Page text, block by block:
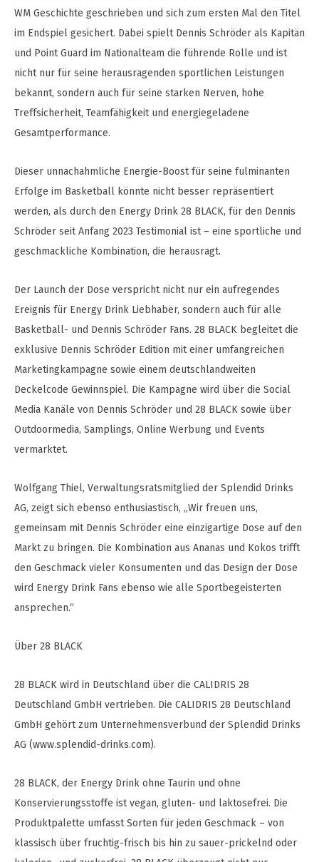
WM Geschichte geschrieben und sich zum ersten Mal den Titel
im Endspiel gesichert. Dabei spielt Dennis Schröder als Kapitän
und Point Guard im Nationalteam die führende Rolle und ist
nicht nur für seine herausragenden sportlichen Leistungen
bekannt, sondern auch für seine starken Nerven, hohe
Treffsicherheit, Teamfähigkeit und energiegeladene
Gesamtperformance.
Dieser unnachahmliche Energie-Boost für seine fulminanten
Erfolge im Basketball könnte nicht besser repräsentiert
werden, als durch den Energy Drink 28 BLACK, für den Dennis
Schröder seit Anfang 2023 Testimonial ist – eine sportliche und
geschmackliche Kombination, die herausragt.
Der Launch der Dose verspricht nicht nur ein aufregendes
Ereignis für Energy Drink Liebhaber, sondern auch für alle
Basketball- und Dennis Schröder Fans. 28 BLACK begleitet die
exklusive Dennis Schröder Edition mit einer umfangreichen
Marketingkampagne sowie einem deutschlandweiten
Deckelcode Gewinnspiel. Die Kampagne wird über die Social
Media Kanäle von Dennis Schröder und 28 BLACK sowie über
Outdoormedia, Samplings, Online Werbung und Events
vermarktet.
Wolfgang Thiel, Verwaltungsratsmitglied der Splendid Drinks
AG, zeigt sich ebenso enthusiastisch, „Wir freuen uns,
gemeinsam mit Dennis Schröder eine einzigartige Dose auf den
Markt zu bringen. Die Kombination aus Ananas und Kokos trifft
den Geschmack vieler Konsumenten und das Design der Dose
wird Energy Drink Fans ebenso wie alle Sportbegeisterten
ansprechen.“
Über 28 BLACK
28 BLACK wird in Deutschland über die CALIDRIS 28
Deutschland GmbH vertrieben. Die CALIDRIS 28 Deutschland
GmbH gehört zum Unternehmensverbund der Splendid Drinks
AG (www.splendid-drinks.com).
28 BLACK, der Energy Drink ohne Taurin und ohne
Konservierungsstoffe ist vegan, gluten- und laktosefrei. Die
Produktpalette umfasst Sorten für jeden Geschmack – von
klassisch über fruchtig-frisch bis hin zu sauer-prickelnd oder